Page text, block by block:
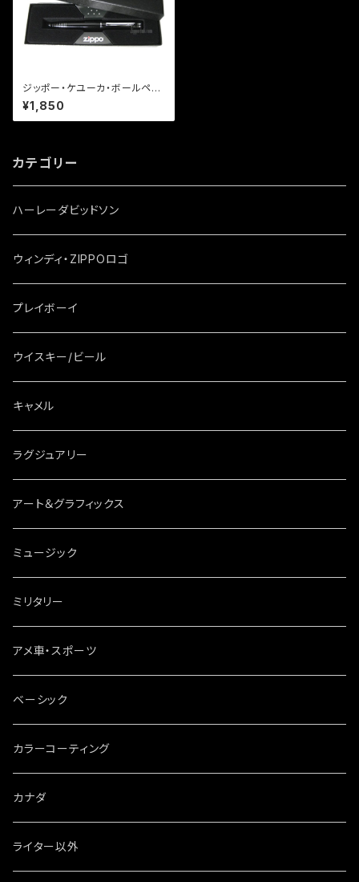
ジッポー・ケユーカ・ボールペン
Zippo Keuka Pen
¥1,850
カテゴリー
ハーレーダビッドソン
ウィンディ・ZIPPOロゴ
プレイボーイ
ウイスキー/ビール
キャメル
ラグジュアリー
アート＆グラフィックス
ミュージック
ミリタリー
アメ車・スポーツ
ベーシック
カラーコーティング
カナダ
ライター以外